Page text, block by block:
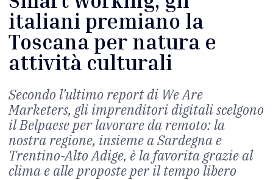
italiani premiano la
Toscana per natura e
attività culturali
Secondo l’ultimo report di We Are
Marketers, gli imprenditori digitali scelgono
il Belpaese per lavorare da remoto: la
nostra regione, insieme a Sardegna e
Trentino-Alto Adige, è la favorita grazie al
clima e alle proposte per il tempo libero